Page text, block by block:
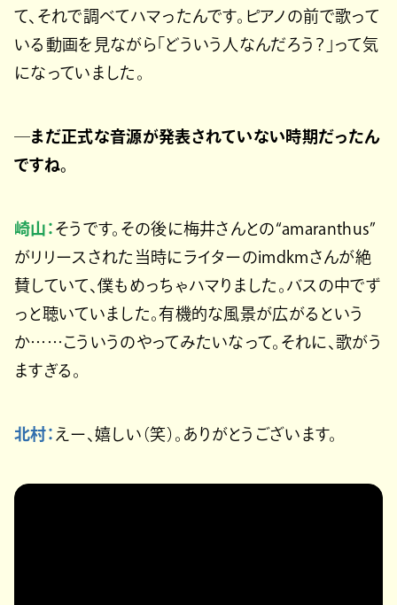
て、それで調べてハマったんです。ピアノの前で歌って
いる動画を見ながら「どういう人なんだろう？」って気
になっていました。
─まだ正式な音源が発表されていない時期だったん
ですね。
崎山： そうです。その後に梅井さんとの“amaranthus”
がリリースされた当時にライターのimdkmさんが絶
賛していて、僕もめっちゃハマりました。バスの中でず
っと聴いていました。有機的な風景が広がるという
か……こういうのやってみたいなって。それに、歌がう
ますぎる。
北村： えー、嬉しい（笑）。ありがとうございます。